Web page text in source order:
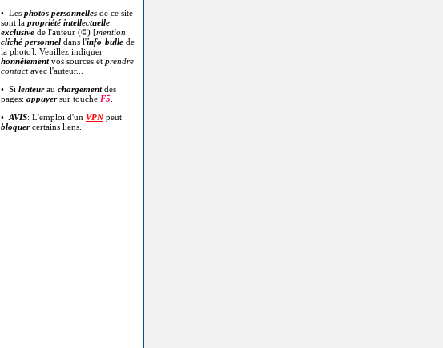
• Les photos personnelles de ce site
sont la propriété intellectuelle
exclusive de l'auteur (©) [mention:
cliché personnel dans l'info-bulle de
la photo]. Veuillez indiquer
honnêtementvos sources et prendre
contactavec l'auteur...
• Si lenteurau chargementdes
pages: appuyersur touche F5
• AVIS: L'emploi d'un VPNpeut
bloquercertains liens.